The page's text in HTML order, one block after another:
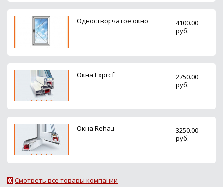
Одностворчатое окно
4100.00
руб.
Окна Exprof
2750.00
руб.
Окна Rehau
3250.00
руб.
Смотреть все товары компании